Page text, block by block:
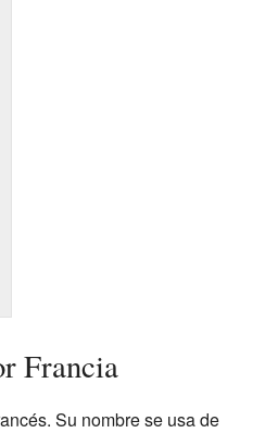
Francia
Su nombre se usa de